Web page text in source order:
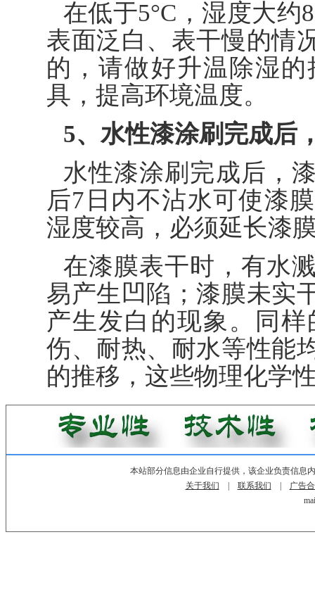
在低于5°C，湿度大
表面泛白、表干慢的情
的，请做好升温除湿
具，提高环境温度。
5、水性漆涂刷完成后
水性漆涂刷完成后，
后7日内不沾水可使漆
湿度较高，必须延长漆
在漆膜表干时，有水
易产生凹陷；漆膜未实
产生发白的现象。同
伤、耐热、耐水等性能
的推移，这些物理化学
本站部分信息由企业自行提供，该企业负责信息
关于我们
联系我们
广告